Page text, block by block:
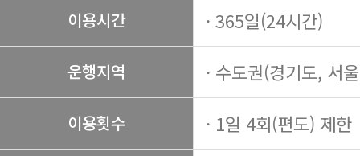
이용시간 · 365일(24시간)
운행지역 · 수도권(경기도, 서
이용횟수 · 1일 4회(편도) 제한